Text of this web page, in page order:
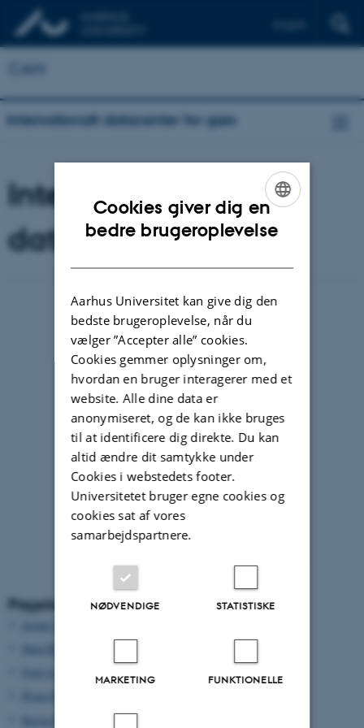
CAN
Internationalt datacenter for gæs
Internationalt
datacenter for gæs
Projektdeltagere
Jesper Madsen
Iben Hove Sørensen
(deltager)
ENGLISH
Cookies giver dig en
bedre brugeroplevelse
Aarhus Universitet kan give dig den
bedste brugeroplevelse, når du
vælger ”Accepter alle” cookies.
Cookies gemmer oplysninger om,
hvordan en bruger interagerer med et
website. Alle dine data er
anonymiseret, og de kan ikke bruges
til at identificere dig direkte. Du kan
altid ændre dit samtykke under
Cookies i webstedets footer.
Universitetet bruger egne cookies og
cookies sat af vores
samarbejdspartnere.
NØDVENDIGE STATISTISKE
MARKETING FUNKTIONELLE